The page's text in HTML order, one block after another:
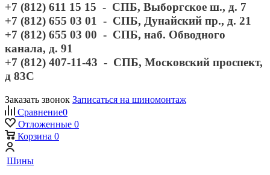
+7 (812) 611 15 15 - СПБ, Выборгское ш., д. 7
+7 (812) 655 03 01 - СПБ, Дунайский пр., д. 21
+7 (812) 655 03 00 - СПБ, наб. Обводного
канала, д. 91
+7 (812) 407-11-43 - СПБ, Московский проспект,
д 83С
Заказать звонок Записаться на шиномонтаж
Сравнение0
Отложенные 0
Корзина 0
Шины